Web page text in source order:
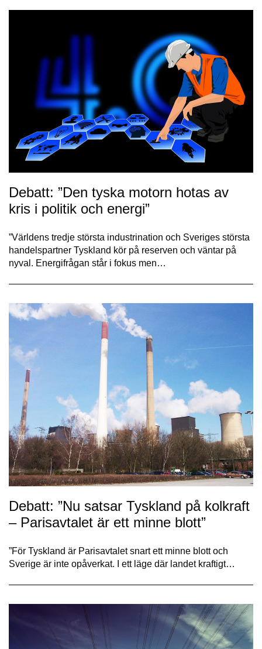
Debatt: ”Den tyska motorn hotas av
kris i politik och energi”
”Världens tredje största industrination och Sveriges största
handelspartner Tyskland kör på reserven och väntar på
nyval. Energifrågan står i fokus men…
Debatt: ”Nu satsar Tyskland på kolkraft
– Parisavtalet är ett minne blott”
”För Tyskland är Parisavtalet snart ett minne blott och
Sverige är inte opåverkat. I ett läge där landet kraftigt…